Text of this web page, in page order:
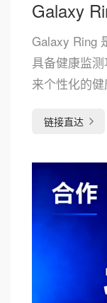
Galaxy
Galaxy Ring
具备健康监
来个性化的健
链接直达